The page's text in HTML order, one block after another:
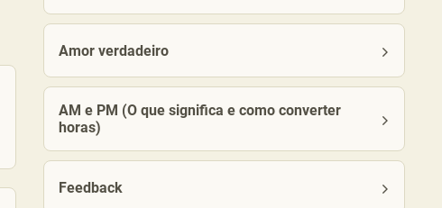
Amor verdadeiro
AM e PM (O que significa e como converter
horas)
Feedback